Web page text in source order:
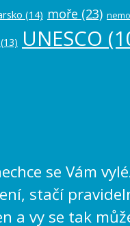
(14) moře (23)
(13) UNESCO
se Vám
stačí
a vy se tak